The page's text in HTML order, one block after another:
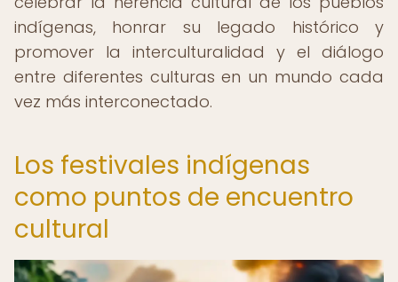
indígenas, honrar su legado histórico y
promover la interculturalidad y el diálogo
entre diferentes culturas en un mundo cada
vez más interconectado.
Los festivales indígenas
como puntos de encuentro
cultural